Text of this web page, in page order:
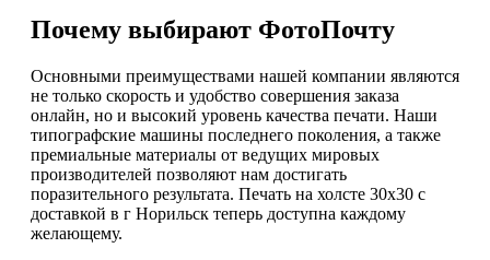
Почему выбирают ФотоПочту
Основными преимуществами нашей компании являются
не только скорость и удобство совершения заказа
онлайн, но и высокий уровень качества печати. Наши
типографские машины последнего поколения, а также
премиальные материалы от ведущих мировых
производителей позволяют нам достигать
поразительного результата. Печать на холсте 30х30 с
доставкой в г Норильск теперь доступна каждому
желающему.